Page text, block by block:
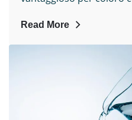
Read More